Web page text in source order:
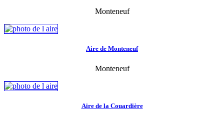
Monteneuf
Aire de Monteneuf
Monteneuf
Aire de la Couardière